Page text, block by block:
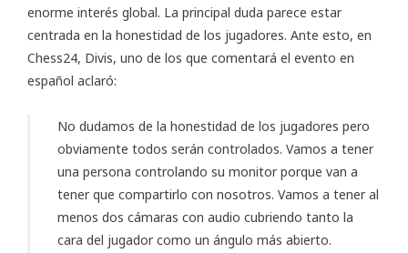
enorme interés global. La principal duda parece estar
centrada en la honestidad de los jugadores. Ante esto, en
Chess24, Divis, uno de los que comentará el evento en
español aclaró:
No dudamos de la honestidad de los jugadores pero
obviamente todos serán controlados. Vamos a tener
una persona controlando su monitor porque van a
tener que compartirlo con nosotros. Vamos a tener al
menos dos cámaras con audio cubriendo tanto la
cara del jugador como un ángulo más abierto.